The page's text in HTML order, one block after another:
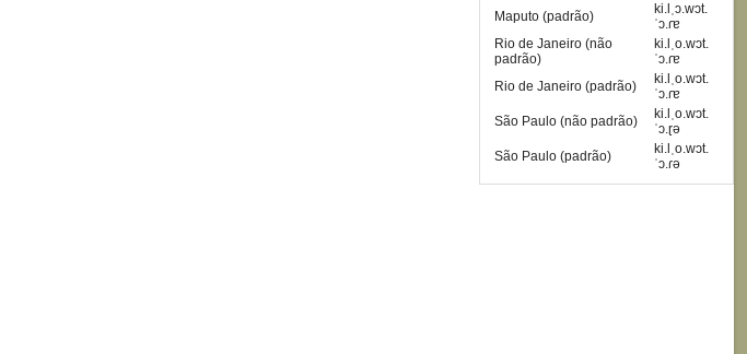
Maputo (padrão)
ki.lˌɔ.wɔt.
ˈɔ.ɾɐ
Rio de Janeiro (não
padrão)
ki.lˌo.wɔt.
ˈɔ.ɾɐ
Rio de Janeiro (padrão)
ki.lˌo.wɔt.
ˈɔ.ɾɐ
São Paulo (não padrão)
ki.lˌo.wɔt.
ˈɔ.ɽə
São Paulo (padrão)
ki.lˌo.wɔt.
ˈɔ.ɾə